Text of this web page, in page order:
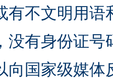
有不文明用
没有身份证
向国家级媒